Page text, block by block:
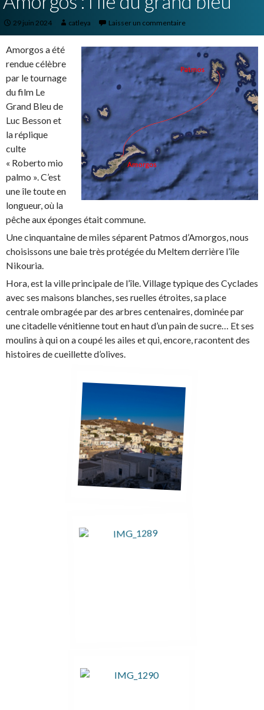
29 juin 2024 catleya Laisser un commentaire
Amorgos a été
rendue célèbre
par le tournage
du film Le
Grand Bleu de
Luc Besson et
la réplique
culte
« Roberto mio
palmo ». C’est
une île toute en
longueur, où la
pêche aux éponges était commune.
Une cinquantaine de miles séparent Patmos d’Amorgos, nous
choisissons une baie très protégée du Meltem derrière l’île
Nikouria.
Hora, est la ville principale de l’île. Village typique des Cyclades
avec ses maisons blanches, ses ruelles étroites, sa place
centrale ombragée par des arbres centenaires, dominée par
une citadelle vénitienne tout en haut d’un pain de sucre… Et ses
moulins à qui on a coupé les ailes et qui, encore, racontent des
histoires de cueillette d’olives.